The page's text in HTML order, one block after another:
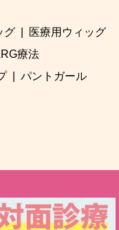
グ
医療用ウィッグ
療法
パントガール